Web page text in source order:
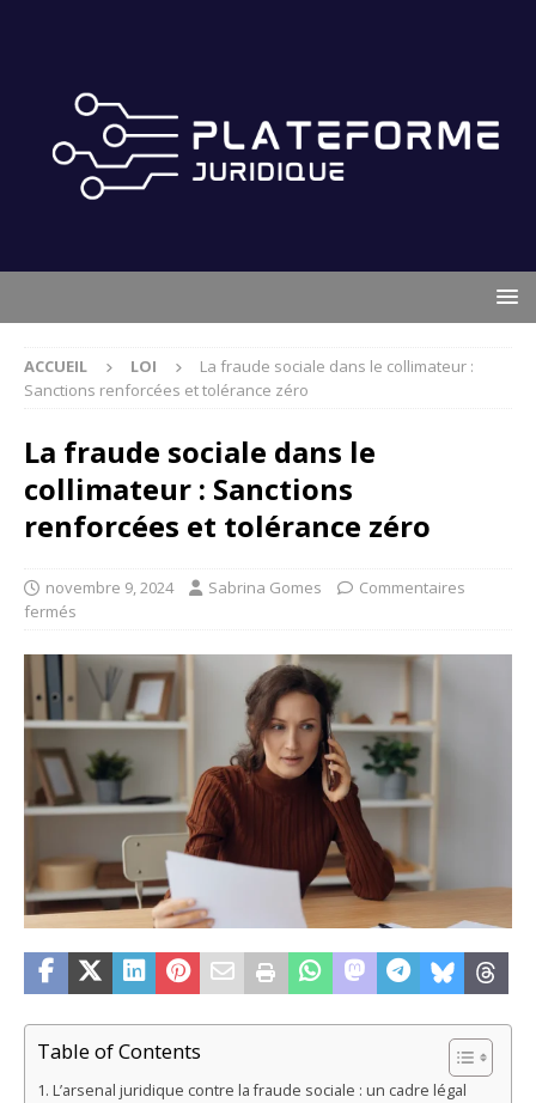
ACCUEIL LOI
La fraude sociale dans le collimateur :
Sanctions renforcées et tolérance zéro
La fraude sociale dans le
collimateur : Sanctions
renforcées et tolérance zéro
novembre 9, 2024 Sabrina Gomes
Commentaires
fermés
Table of Contents
L’arsenal juridique contre la fraude sociale : un cadre légal